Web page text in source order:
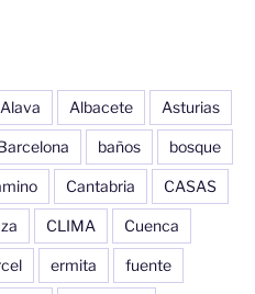
Alava Albacete Asturias
baños bosque
Cantabria CASAS
CLIMA Cuenca
ermita fuente